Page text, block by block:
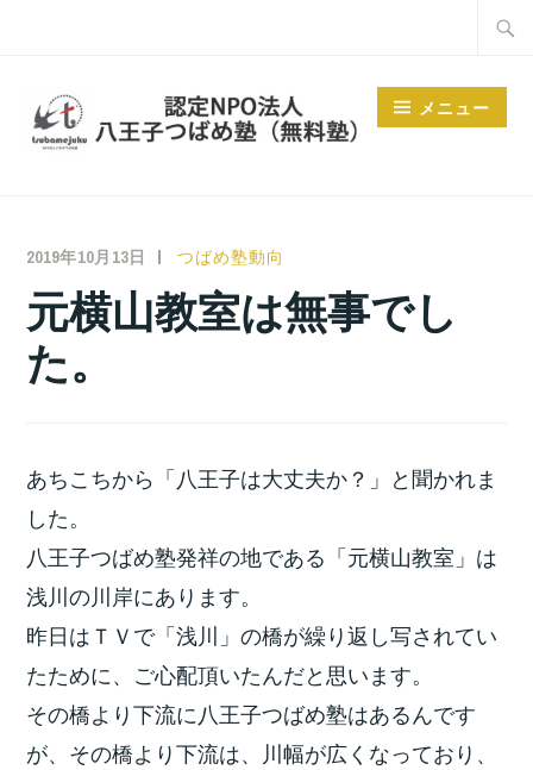
メニュー
2019年10月13日
小
宮
位
つばめ塾動向
元横山教室は無事でし
た。
あちこちから「八王子は大丈夫か？」と聞かれま
した。
八王子つばめ塾発祥の地である「元横山教室」は
浅川の川岸にあります。
昨日はＴＶで「浅川」の橋が繰り返し写されてい
たために、ご心配頂いたんだと思います。
その橋より下流に八王子つばめ塾はあるんです
が、その橋より下流は、川幅が広くなっており、